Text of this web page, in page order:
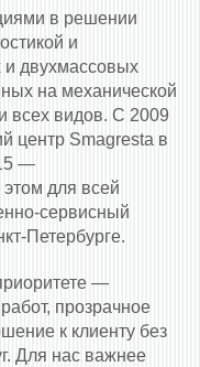
в решении
и
двухмассовых
на механической
всех видов. С 2009
центр Smagresta в
—
для всей
сервисный
Петербурге.
—
прозрачное
к клиенту без
Для нас важнее